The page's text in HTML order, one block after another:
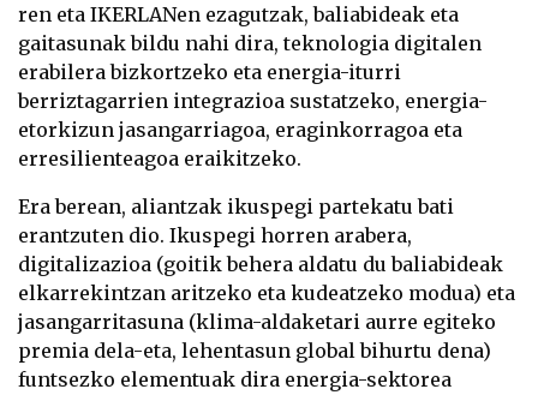
ren eta IKERLANen ezagutzak, baliabideak eta
gaitasunak bildu nahi dira, teknologia digitalen
erabilera bizkortzeko eta energia-iturri
berriztagarrien integrazioa sustatzeko, energia-
etorkizun jasangarriagoa, eraginkorragoa eta
erresilienteagoa eraikitzeko.
Era berean, aliantzak ikuspegi partekatu bati
erantzuten dio. Ikuspegi horren arabera,
digitalizazioa (goitik behera aldatu du baliabideak
elkarrekintzan aritzeko eta kudeatzeko modua) eta
jasangarritasuna (klima-aldaketari aurre egiteko
premia dela-eta, lehentasun global bihurtu dena)
funtsezko elementuak dira energia-sektorea